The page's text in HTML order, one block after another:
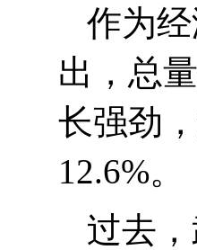
作为
出，总
长强劲
12.6%。
过去